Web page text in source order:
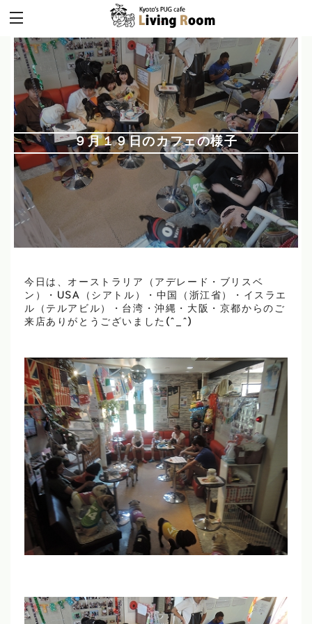
９月１９日のカフェの様子
今日は、オーストラリア（アデレード・ブリスベ
ン）・USA（シアトル）・中国（浙江省）・イスラエ
ル（テルアビル）・台湾・沖縄・大阪・京都からのご
来店ありがとうございました(^_^)